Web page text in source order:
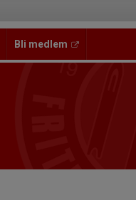
Bli medlem